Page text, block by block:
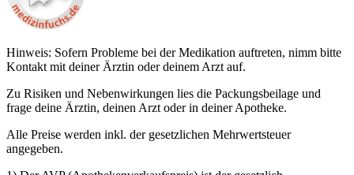
Hinweis: Sofern Probleme bei der Medikation auftreten, nimm bitte
Kontakt mit deiner Ärztin oder deinem Arzt auf.
Zu Risiken und Nebenwirkungen lies die Packungsbeilage und
frage deine Ärztin, deinen Arzt oder in deiner Apotheke.
Alle Preise werden inkl. der gesetzlichen Mehrwertsteuer
angegeben.